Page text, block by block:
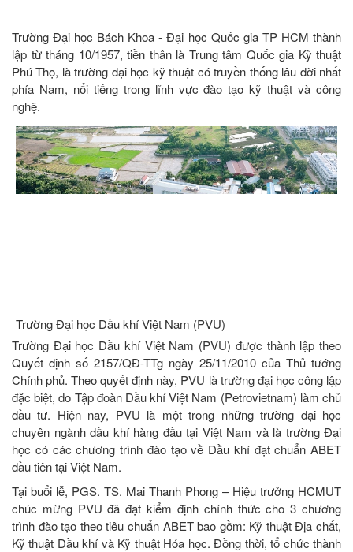
Trường Đại học Bách Khoa - Đại học Quốc gia TP HCM thành
lập từ tháng 10/1957, tiền thân là Trung tâm Quốc gia Kỹ thuật
Phú Thọ, là trường đại học kỹ thuật có truyền thống lâu đời nhất
phía Nam, nổi tiếng trong lĩnh vực đào tạo kỹ thuật và công
nghệ.
Trường Đại học Dầu khí Việt Nam (PVU)
Trường Đại học Dầu khí Việt Nam (PVU) được thành lập theo
Quyết định số 2157/QĐ-TTg ngày 25/11/2010 của Thủ tướng
Chính phủ. Theo quyết định này, PVU là trường đại học công lập
đặc biệt, do Tập đoàn Dầu khí Việt Nam (Petrovietnam) làm chủ
đầu tư. Hiện nay, PVU là một trong những trường đại học
chuyên ngành dầu khí hàng đầu tại Việt Nam và là trường Đại
học có các chương trình đào tạo về Dầu khí đạt chuẩn ABET
đầu tiên tại Việt Nam.
Tại buổi lễ, PGS. TS. Mai Thanh Phong – Hiệu trưởng HCMUT
chúc mừng PVU đã đạt kiểm định chính thức cho 3 chương
trình đào tạo theo tiêu chuẩn ABET bao gồm: Kỹ thuật Địa chất,
Kỹ thuật Dầu khí và Kỹ thuật Hóa học. Đồng thời, tổ chức thành